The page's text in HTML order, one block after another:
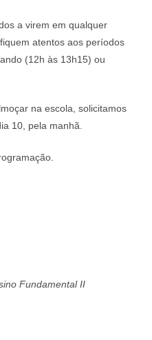
a virem em qualquer
atentos aos períodos
(12h às 13h15) ou
na escola, solicitamos
10, pela manhã.
Fundamental II